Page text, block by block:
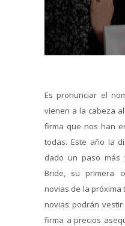
Es pronunciar el
vienen a la cabeza
firma que nos han
todas. Este año la
dado un paso más
Bride, su primera
novias de la próxima
novias podrán
firma a precios